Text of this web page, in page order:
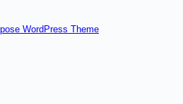
WordPress Theme